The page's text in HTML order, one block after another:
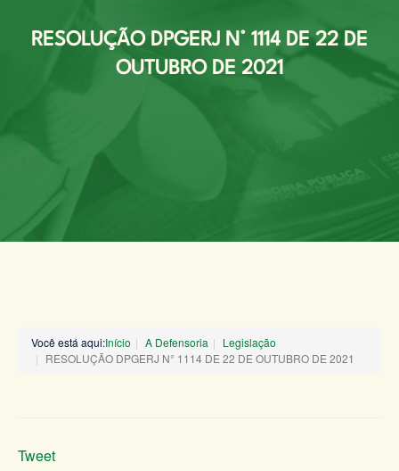
RESOLUÇÃO DPGERJ N° 1114 DE 22 DE
OUTUBRO DE 2021
Você está aqui:Início A Defensoria
Legislação
RESOLUÇÃO DPGERJ N° 1114 DE 22 DE OUTUBRO DE 2021
Tweet